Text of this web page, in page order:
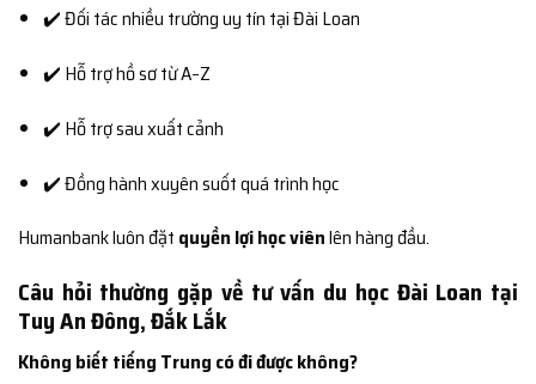
✔️ Đối tác nhiều trường uy tín tại Đài Loan
✔️ Hỗ trợ hồ sơ từ A–Z
✔️ Hỗ trợ sau xuất cảnh
✔️ Đồng hành xuyên suốt quá trình học
Humanbank luôn đặt quyền lợi học viênlên hàng đầu.
Câu hỏi thường gặp về tư vấn du học Đài Loan tại
Tuy An Đông, Đắk Lắk
Không biết tiếng Trung có đi được không?